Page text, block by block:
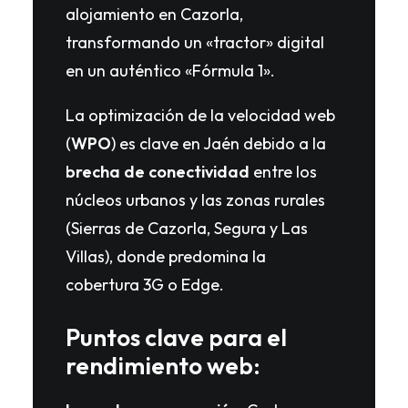
alojamiento en Cazorla,
transformando un «tractor» digital
en un auténtico «Fórmula 1».
La optimización de la velocidad web
(WPO) es clave en Jaén debido a la
brecha de conectividad entre los
núcleos urbanos y las zonas rurales
(Sierras de Cazorla, Segura y Las
Villas), donde predomina la
cobertura 3G o Edge.
Puntos clave para el
rendimiento web: